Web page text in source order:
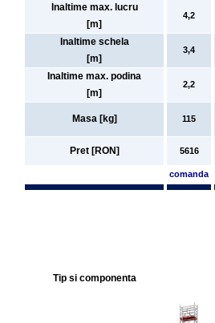
Inaltime max. lucru
[m]
Inaltime schela
[m]
Inaltime max. podina
[m]
Masa [kg]
Pret [RON]
Tip si componenta
4,2
3,4
2,2
115
5616
comanda